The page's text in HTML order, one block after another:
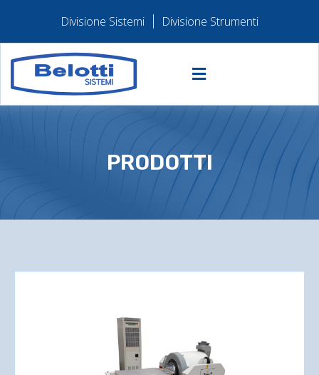
Divisione Sistemi Divisione Strumenti
PRODOTTI